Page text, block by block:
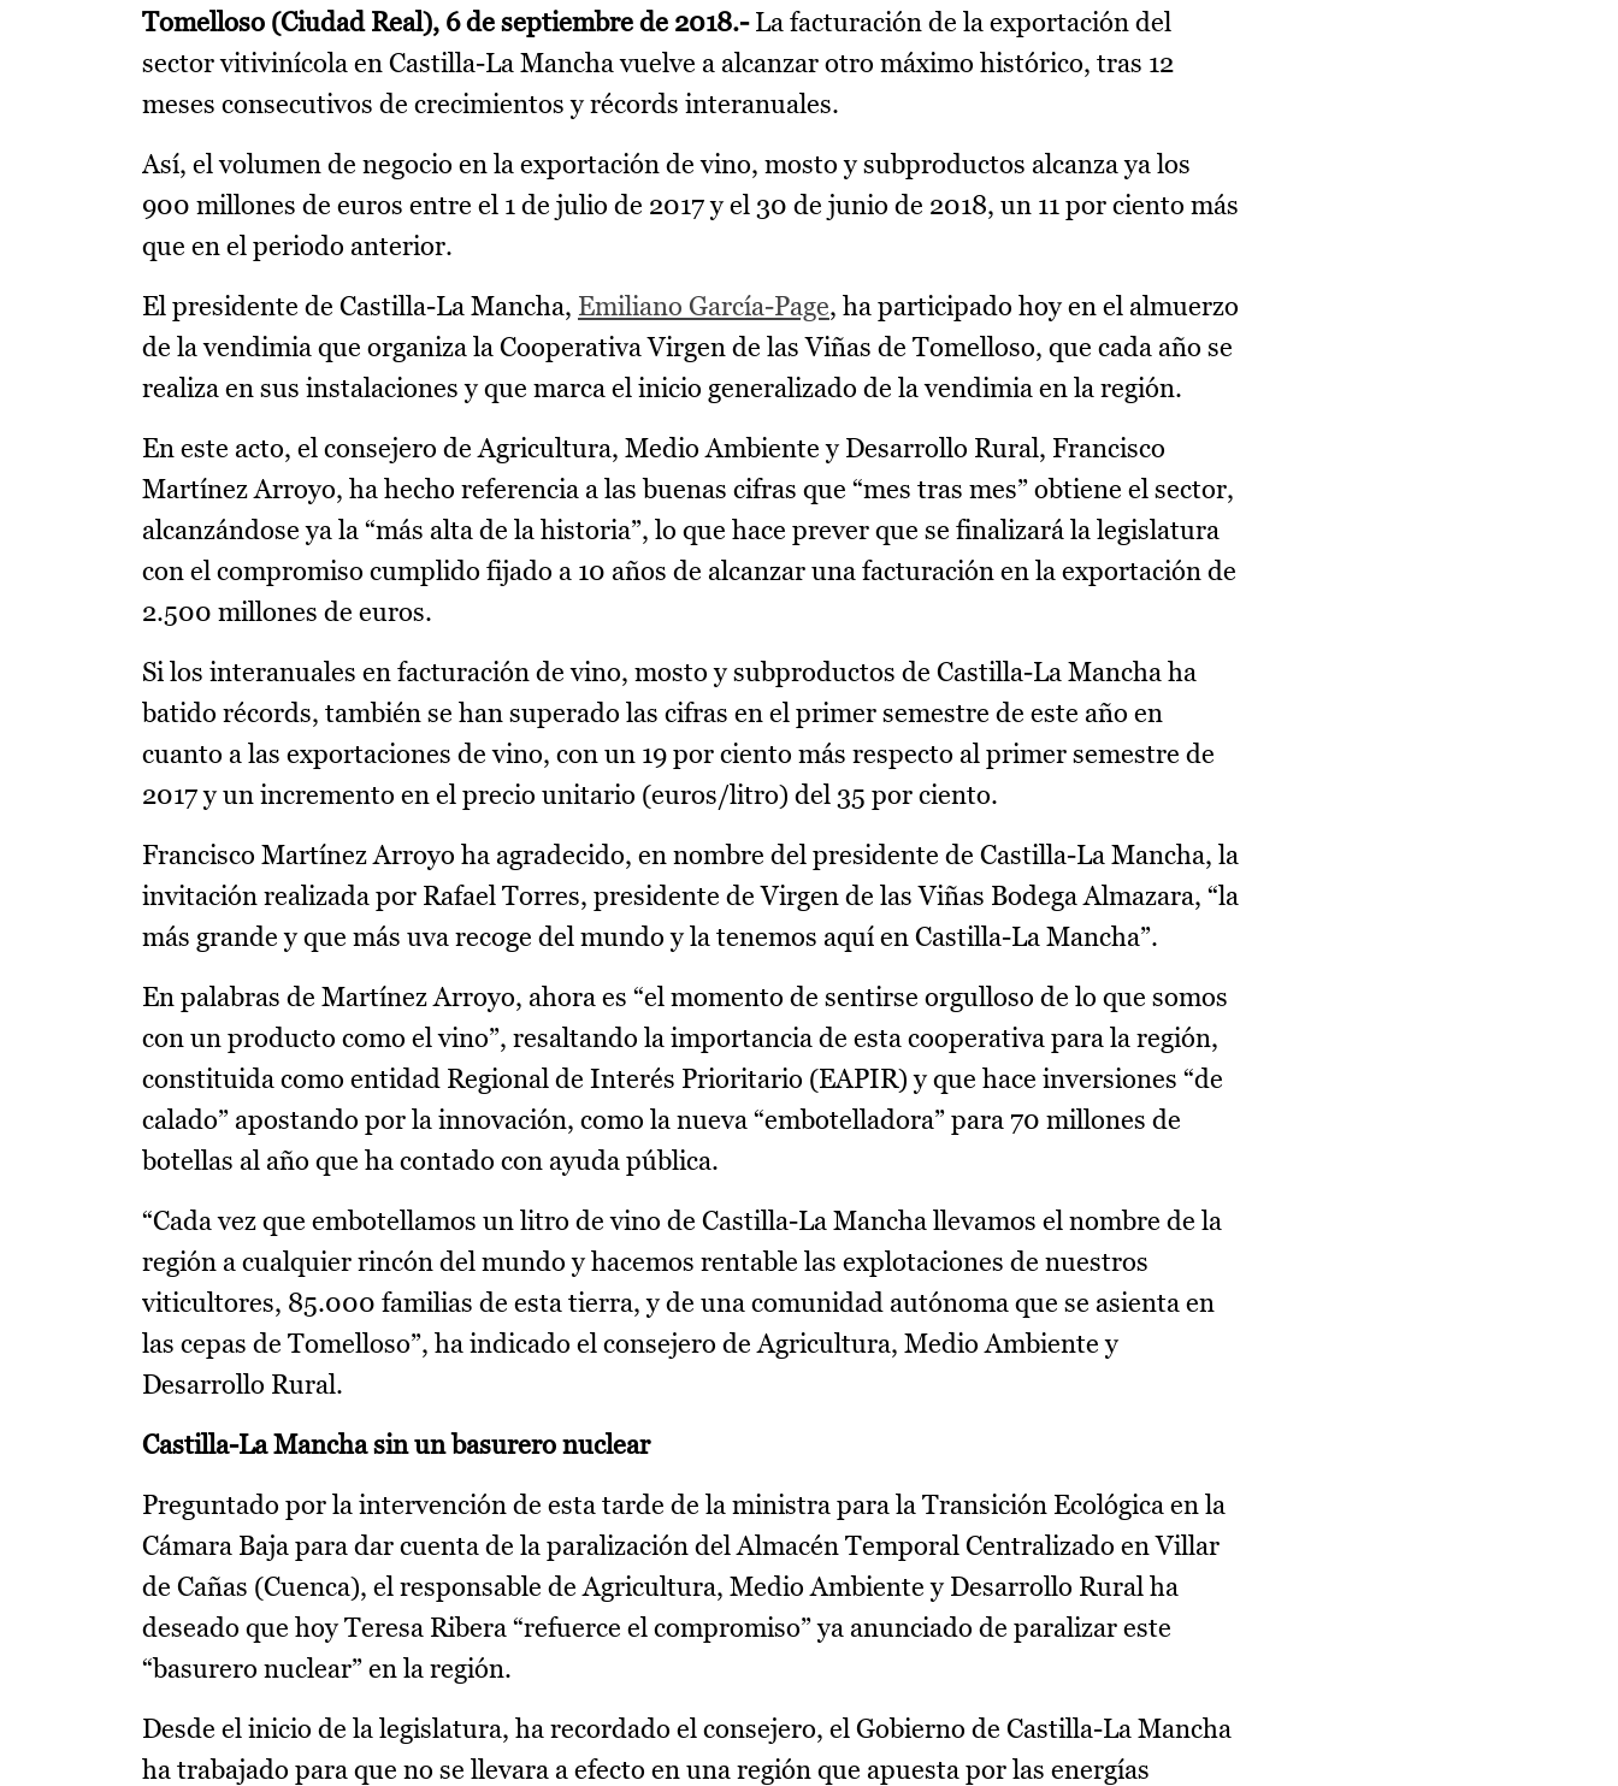
Tomelloso (Ciudad Real), 6 de septiembre de 2018.-La facturación de la exportación del
sector vitivinícola en Castilla-La Mancha vuelve a alcanzar otro máximo histórico, tras 12
meses consecutivos de crecimientos y récords interanuales.
Así, el volumen de negocio en la exportación de vino, mosto y subproductos alcanza ya los
900 millones de euros entre el 1 de julio de 2017 y el 30 de junio de 2018, un 11 por ciento más
que en el periodo anterior.
El presidente de Castilla-La Mancha, Emiliano García-Page, ha participado hoy en el almuerzo
de la vendimia que organiza la Cooperativa Virgen de las Viñas de Tomelloso, que cada año se
realiza en sus instalaciones y que marca el inicio generalizado de la vendimia en la región.
En este acto, el consejero de Agricultura, Medio Ambiente y Desarrollo Rural, Francisco
Martínez Arroyo, ha hecho referencia a las buenas cifras que “mes tras mes” obtiene el sector,
alcanzándose ya la “más alta de la historia”, lo que hace prever que se finalizará la legislatura
con el compromiso cumplido fijado a 10 años de alcanzar una facturación en la exportación de
2.500 millones de euros.
Si los interanuales en facturación de vino, mosto y subproductos de Castilla-La Mancha ha
batido récords, también se han superado las cifras en el primer semestre de este año en
cuanto a las exportaciones de vino, con un 19 por ciento más respecto al primer semestre de
2017 y un incremento en el precio unitario (euros/litro) del 35 por ciento.
Francisco Martínez Arroyo ha agradecido, en nombre del presidente de Castilla-La Mancha, la
invitación realizada por Rafael Torres, presidente de Virgen de las Viñas Bodega Almazara, “la
más grande y que más uva recoge del mundo y la tenemos aquí en Castilla-La Mancha”.
En palabras de Martínez Arroyo, ahora es “el momento de sentirse orgulloso de lo que somos
con un producto como el vino”, resaltando la importancia de esta cooperativa para la región,
constituida como entidad Regional de Interés Prioritario (EAPIR) y que hace inversiones “de
calado” apostando por la innovación, como la nueva “embotelladora” para 70 millones de
botellas al año que ha contado con ayuda pública.
“Cada vez que embotellamos un litro de vino de Castilla-La Mancha llevamos el nombre de la
región a cualquier rincón del mundo y hacemos rentable las explotaciones de nuestros
viticultores, 85.000 familias de esta tierra, y de una comunidad autónoma que se asienta en
las cepas de Tomelloso”, ha indicado el consejero de Agricultura, Medio Ambiente y
Desarrollo Rural.
Castilla-La Mancha sin un basurero nuclear
Preguntado por la intervención de esta tarde de la ministra para la Transición Ecológica en la
Cámara Baja para dar cuenta de la paralización del Almacén Temporal Centralizado en Villar
de Cañas (Cuenca), el responsable de Agricultura, Medio Ambiente y Desarrollo Rural ha
deseado que hoy Teresa Ribera “refuerce el compromiso” ya anunciado de paralizar este
“basurero nuclear” en la región.
Desde el inicio de la legislatura, ha recordado el consejero, el Gobierno de Castilla-La Mancha
ha trabajado para que no se llevara a efecto en una región que apuesta por las energías